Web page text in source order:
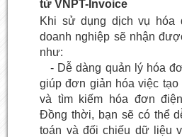
tử VNPT-Invoice
Khi sử dụng dịch vụ
hóa
doanh nghiệp sẽ nhận
như:
- Dễ dàng quản lý hóa
giúp đơn giản hóa việc tạo
và tìm kiếm hóa đơn
Đồng thời, bạn sẽ có thể
toán và đối chiếu dữ liệu